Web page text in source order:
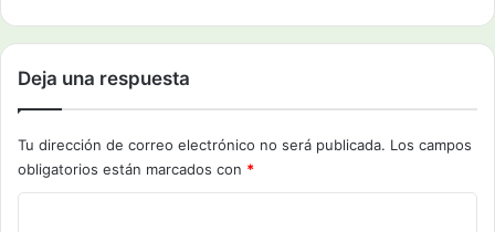
Deja una respuesta
Tu dirección de correo electrónico no será publicada. Los campos
obligatorios están marcados con *